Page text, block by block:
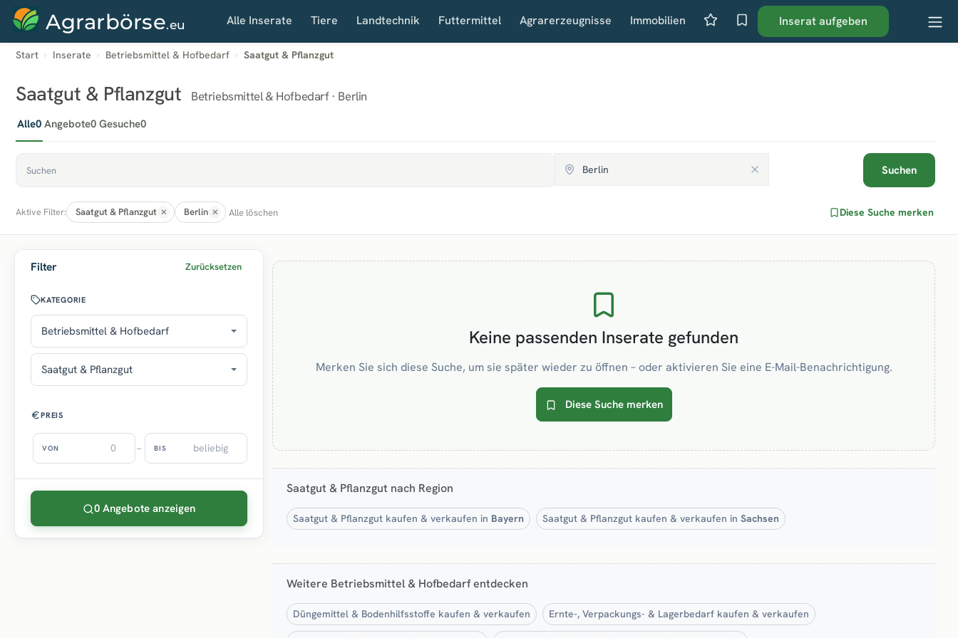
Agrarbörse.eu Alle Inserate Tiere Landtechnik Futtermittel Agrarerzeugnisse Immobilien Inserat aufgeben
Start Inserate Betriebsmittel & Hofbedarf Saatgut & Pflanzgut
Saatgut & Pflanzgut Betriebsmittel & Hofbedarf · Berlin
Alle0 Angebote0 Gesuche0
Suchen
Aktive Filter: Saatgut & Pflanzgut Berlin Alle löschen Diese Suche merken
Filter Zurücksetzen
KATEGORIE
Betriebsmittel & Hofbedarf
Saatgut & Pflanzgut
PREIS
VON – BIS
0 Angebote anzeigen
Keine passenden Inserate gefunden
Merken Sie sich diese Suche, um sie später wieder zu öffnen – oder aktivieren Sie eine E-Mail-Benachrichtigung.
Diese Suche merken
Saatgut & Pflanzgut nach Region
Saatgut & Pflanzgut kaufen & verkaufen in Bayern Saatgut & Pflanzgut kaufen & verkaufen in Sachsen
Weitere Betriebsmittel & Hofbedarf entdecken
Düngemittel & Bodenhilfsstoffe kaufen & verkaufen Ernte-, Verpackungs- & Lagerbedarf kaufen & verkaufen